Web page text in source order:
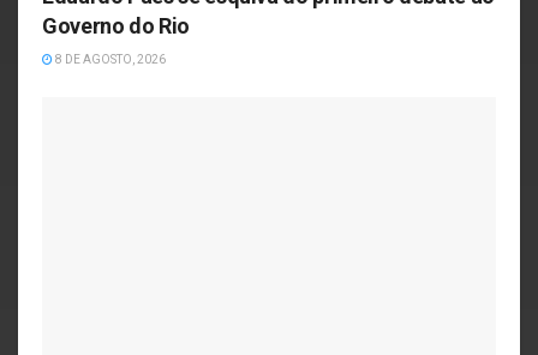
Governo do Rio
8 DE AGOSTO, 2026